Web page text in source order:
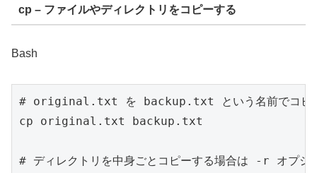
cp – ファイルやディレクトリをコピーする
Bash
# original.txt を backup.txt という名前でコピ
cp original.txt backup.txt
# ディレクトリを中身ごとコピーする場合は -r オプシ